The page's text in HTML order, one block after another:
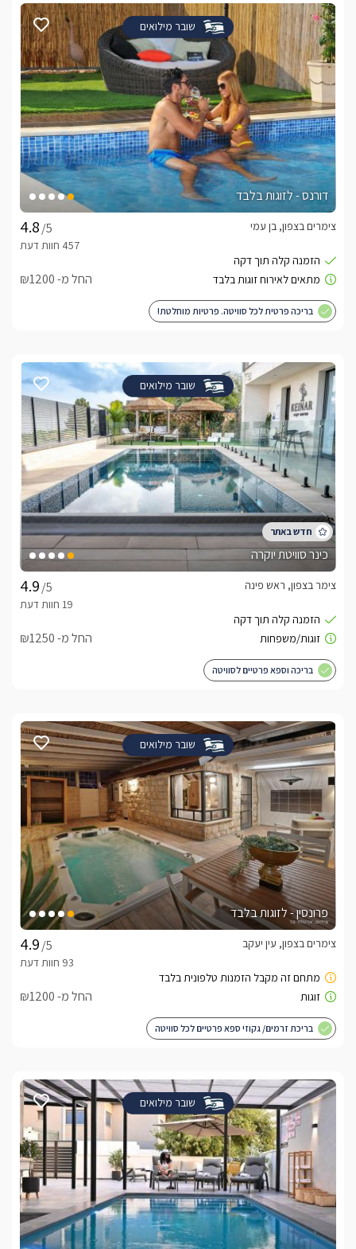
שובר מילואים
דורנס - לזוגות בלבד
/5
צימרים בצפון, בן עמי
החל מ- ₪1200
בריכה פרטית לכל סוויטה. פרטיות מוחלטת!
שובר מילואים
כינר סוויטת יוקרה
/5
צימר בצפון, ראש פינה
החל מ- ₪1250
בריכה וספא פרטיים לסוויטה
שובר מילואים
פרונסין - לזוגות בלבד
/5
צימרים בצפון, עין יעקב
החל מ- ₪1200
בריכת זרמים/ גקוזי ספא פרטיים לכל סוויטה
שובר מילואים